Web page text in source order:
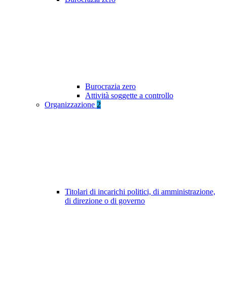
Burocrazia zero
Attività soggette a controllo
Organizzazione 2
Titolari di incarichi politici, di amministrazione,
di direzione o di governo